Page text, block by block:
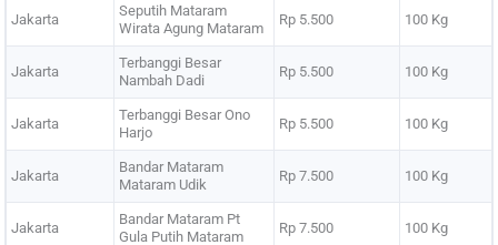
Jakarta
Seputih Mataram
Wirata Agung Mataram
Rp 5.500 100 Kg
Jakarta
Terbanggi Besar
Nambah Dadi
Rp 5.500 100 Kg
Jakarta
Terbanggi Besar Ono
Harjo
Rp 5.500 100 Kg
Jakarta
Bandar Mataram
Mataram Udik
Rp 7.500 100 Kg
Jakarta
Bandar Mataram Pt
Gula Putih Mataram
Rp 7.500 100 Kg